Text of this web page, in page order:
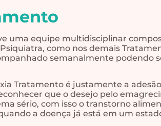
uma equipe multidisciplinar
como nos demais
semanalmente podendo
Tratamento é justamente a
que o desejo pelo
sério, com isso o transtorno
a doença já está em um